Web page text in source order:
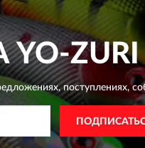
YO-ZURI
поступлениях,